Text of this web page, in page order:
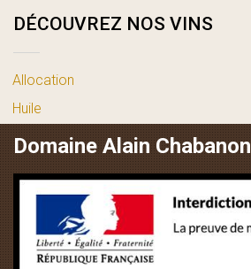
DÉCOUVREZ NOS VINS
Allocation
Huile
vin blanc
vin rouge
LIENS UTILES
Domaine Alain Chabanon